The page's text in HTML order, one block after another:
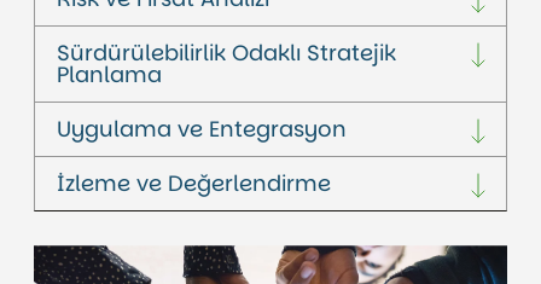
Sürdürülebilirlik Odaklı Stratejik
Planlama
Uygulama ve Entegrasyon
İzleme ve Değerlendirme